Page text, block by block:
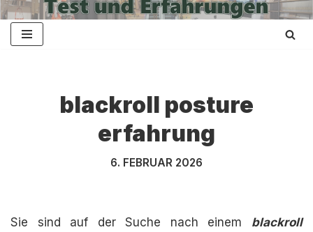
Zum
blackroll posture
erfahrung
6. FEBRUAR 2026
Sie sind auf der Suche nach einem blackroll